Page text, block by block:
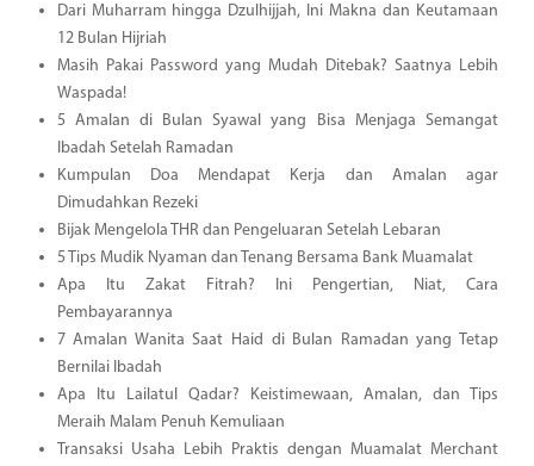
Dari Muharram hingga Dzulhijjah, Ini Makna dan Keutamaan
12 Bulan Hijriah
Masih Pakai Password yang Mudah Ditebak? Saatnya Lebih
Waspada!
5 Amalan di Bulan Syawal yang Bisa Menjaga Semangat
Ibadah Setelah Ramadan
Kumpulan Doa Mendapat Kerja dan Amalan agar
Dimudahkan Rezeki
Bijak Mengelola THR dan Pengeluaran Setelah Lebaran
5 Tips Mudik Nyaman dan Tenang Bersama Bank Muamalat
Apa Itu Zakat Fitrah? Ini Pengertian, Niat, Cara
Pembayarannya
7 Amalan Wanita Saat Haid di Bulan Ramadan yang Tetap
Bernilai Ibadah
Apa Itu Lailatul Qadar? Keistimewaan, Amalan, dan Tips
Meraih Malam Penuh Kemuliaan
Transaksi Usaha Lebih Praktis dengan Muamalat Merchant